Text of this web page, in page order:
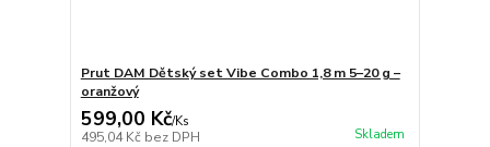
Prut DAM Dětský set Vibe Combo 1,8 m 5–20 g –
oranžový
599,00 Kč/Ks
495,04 Kč bez DPH Skladem